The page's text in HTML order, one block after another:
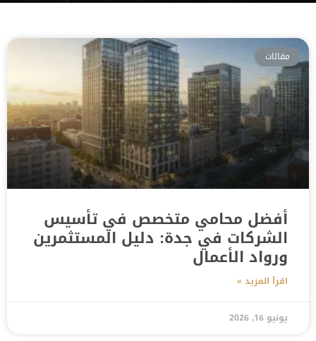
مقالات
أفضل محامي متخصص في تأسيس
الشركات في جدة: دليل المستثمرين
ورواد الأعمال
اقرأ المزيد »
يونيو 16, 2026